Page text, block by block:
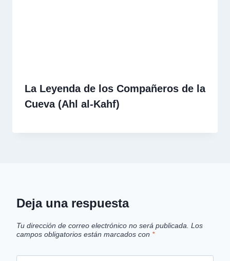
La Leyenda de los Compañeros de la
Cueva (Ahl al-Kahf)
Deja una respuesta
Tu dirección de correo electrónico no será publicada. Los
campos obligatorios están marcados con *